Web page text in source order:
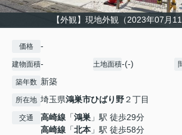
【外観】現地外観（2023年07月
価格 -
建物面積- 土地面積-(-)
築年数 新築
所在地 埼玉県鴻巣市ひばり野２丁目
交通 高崎線 「鴻巣 」駅 徒歩29分
高崎線 「北本 」駅 徒歩58分